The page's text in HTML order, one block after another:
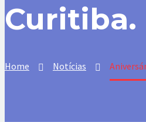
Curitiba.
Home Notícias